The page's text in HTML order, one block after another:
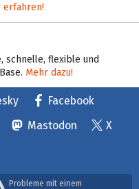
erfahren!
schnelle, flexible und
Mehr dazu!
Facebook
Mastodon
X
Probleme mit einem